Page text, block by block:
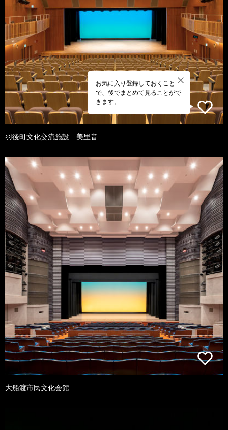
お気に入り登録しておくこと
で、後でまとめて見ることがで
きます。
羽後町文化交流施設 美里音
大船渡市民文化会館